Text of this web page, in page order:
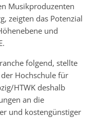
Musikproduzenten
zeigten das Potenzial
und
folgend, stellte
Hochschule für
HTWK deshalb
an die
und kostengünstiger